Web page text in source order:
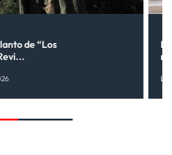
de “Los